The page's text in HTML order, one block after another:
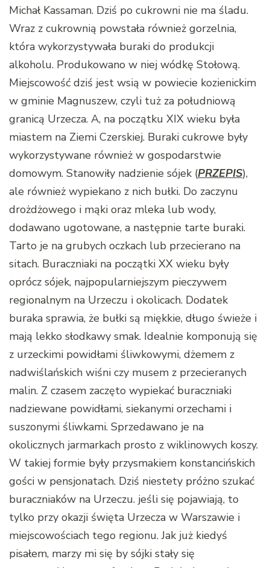
Michał Kassaman. Dziś po cukrowni nie ma śladu.
Wraz z cukrownią powstała również gorzelnia,
która wykorzystywała buraki do produkcji
alkoholu. Produkowano w niej wódkę Stołową.
Miejscowość dziś jest wsią w powiecie kozienickim
w gminie Magnuszew, czyli tuż za południową
granicą Urzecza. A, na początku XIX wieku była
miastem na Ziemi Czerskiej. Buraki cukrowe były
wykorzystywane również w gospodarstwie
domowym. Stanowiły nadzienie sójek (PRZEPIS),
ale również wypiekano z nich bułki. Do zaczynu
drożdżowego i mąki oraz mleka lub wody,
dodawano ugotowane, a następnie tarte buraki.
Tarto je na grubych oczkach lub przecierano na
sitach. Buraczniaki na początki XX wieku były
oprócz sójek, najpopularniejszym pieczywem
regionalnym na Urzeczu i okolicach. Dodatek
buraka sprawia, że bułki są miękkie, długo świeże i
mają lekko słodkawy smak. Idealnie komponują się
z urzeckimi powidłami śliwkowymi, dżemem z
nadwiślańskich wiśni czy musem z przecieranych
malin. Z czasem zaczęto wypiekać buraczniaki
nadziewane powidłami, siekanymi orzechami i
suszonymi śliwkami. Sprzedawano je na
okolicznych jarmarkach prosto z wiklinowych koszy.
W takiej formie były przysmakiem konstancińskich
gości w pensjonatach. Dziś niestety próżno szukać
buraczniaków na Urzeczu. jeśli się pojawiają, to
tylko przy okazji święta Urzecza w Warszawie i
miejscowościach tego regionu. Jak już kiedyś
pisałem, marzy mi się by sójki stały się